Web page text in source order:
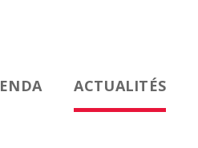
ACTUALITÉS